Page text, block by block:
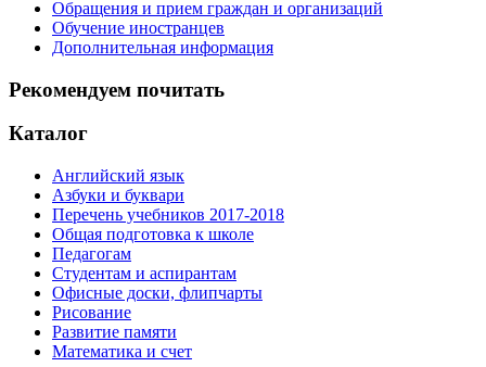
Обращения и прием граждан и организаций
Обучение иностранцев
Дополнительная информация
Рекомендуем почитать
Каталог
Английский язык
Азбуки и буквари
Перечень учебников 2017-2018
Общая подготовка к школе
Педагогам
Студентам и аспирантам
Офисные доски, флипчарты
Рисование
Развитие памяти
Математика и счет